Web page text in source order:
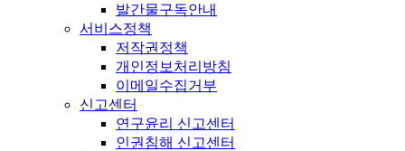
발간물구독안내
서비스정책
저작권정책
개인정보처리방침
이메일수집거부
신고센터
연구윤리 신고센터
인권침해 신고센터